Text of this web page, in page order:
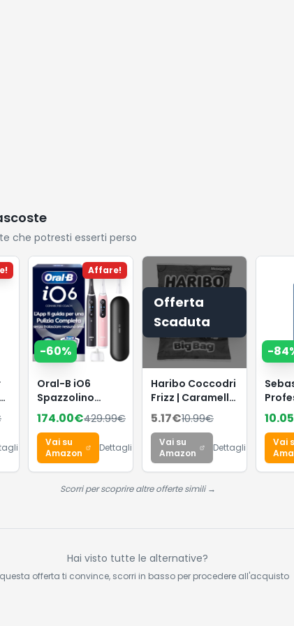
che potresti esserti perso
Affare!
-60%
Oral-B iO6
Spazzolino
Elettrico | Nero &
Rosa | 3 Testine
di Ricambio |
Batteria a Lunga
Durata |
Viaggio
174.00€429.99€
Vai su
Amazon
Dettagli
Offerta
Scaduta
Haribo Coccodri
Frizz | Caramelle
Gommose
Frizzanti, Gusto
Frutta, Ideali per
Feste, 1 Kg
5.17€10.99€
Vai su
Amazon
Dettagli
-84
10.05
Vai
Scorri per scoprire altre offerte simili →
Hai visto tutte le alternative?
offerta ti convince, scorri in basso per procedere all'acquisto